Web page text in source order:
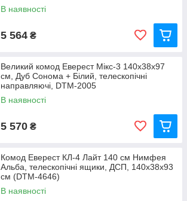
В наявності
5 564 ₴
Великий комод Еверест Мікс-3 140х38х97
см, Дуб Сонома + Білий, телескопічні
направляючі, DTM-2005
В наявності
5 570 ₴
Комод Еверест КЛ-4 Лайт 140 см Нимфея
Альба, телескопічні ящики, ДСП, 140х38х93
см (DTM-4646)
В наявності